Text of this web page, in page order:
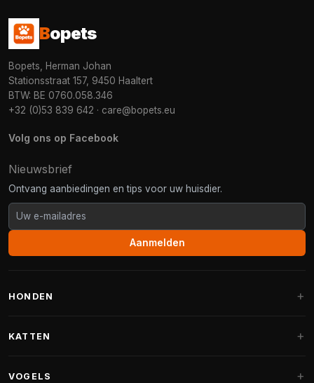
Bopets
Bopets, Herman Johan
Stationsstraat 157, 9450 Haaltert
BTW: BE 0760.058.346
+32 (0)53 839 642 · care@bopets.eu
Volg ons op Facebook
Nieuwsbrief
Ontvang aanbiedingen en tips voor uw huisdier.
Aanmelden
HONDEN
KATTEN
VOGELS